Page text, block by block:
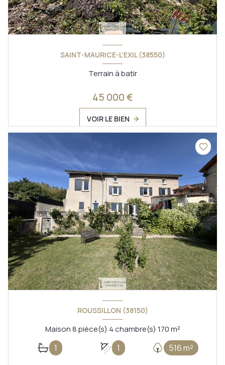
SAINT-MAURICE-L'EXIL (38550)
Terrain à batir
45 000 €
VOIR LE BIEN
ROUSSILLON (38150)
Maison 8 pièce(s) 4 chambre(s) 170 m²
1 1 516 m²